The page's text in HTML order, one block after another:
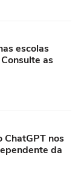
escolas
as
ChatGPT nos
da